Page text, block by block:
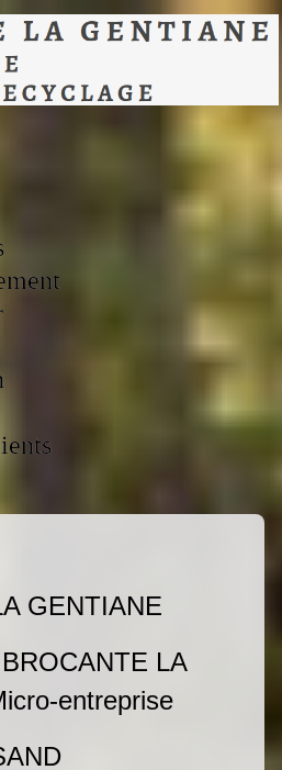
GENTIANE
LA
entreprise